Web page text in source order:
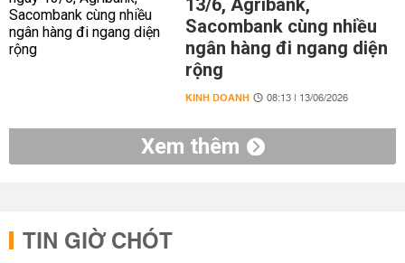
13/6, Agribank,
Sacombank cùng nhiều
ngân hàng đi ngang diện
rộng
KINH DOANH 08:13 | 13/06/2026
Xem thêm
TIN GIỜ CHÓT